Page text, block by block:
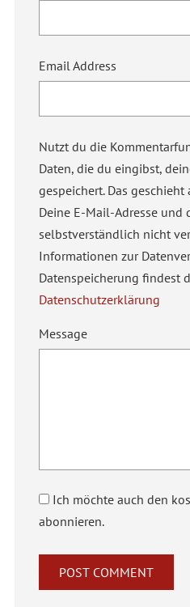
Email Address
Nutzt du die
Daten, die du eingibst,
gespeichert. Das
Deine E-Mail-Adresse und
selbstverständlich nicht
Informationen zur
Datenspeicherung findest
Datenschutzerklärung
Message
Ich möchte auch den
abonnieren.